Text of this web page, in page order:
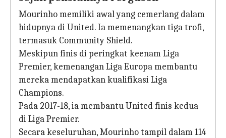
Mourinho memiliki awal yang cemerlang dalam
hidupnya di United. Ia memenangkan tiga trofi,
termasuk Community Shield.
Meskipun finis di peringkat keenam Liga
Premier, kemenangan Liga Europa membantu
mereka mendapatkan kualifikasi Liga
Champions.
Pada 2017-18, ia membantu United finis kedua
di Liga Premier.
Secara keseluruhan, Mourinho tampil dalam 114